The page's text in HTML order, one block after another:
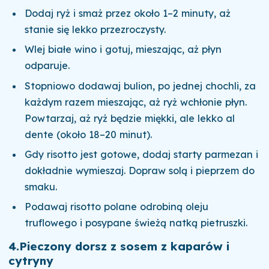
Dodaj ryż i smaż przez około 1–2 minuty, aż
stanie się lekko przezroczysty.
Wlej białe wino i gotuj, mieszając, aż płyn
odparuje.
Stopniowo dodawaj bulion, po jednej chochli, za
każdym razem mieszając, aż ryż wchłonie płyn.
Powtarzaj, aż ryż będzie miękki, ale lekko al
dente (około 18–20 minut).
Gdy risotto jest gotowe, dodaj starty parmezan i
dokładnie wymieszaj. Dopraw solą i pieprzem do
smaku.
Podawaj risotto polane odrobiną oleju
truflowego i posypane świeżą natką pietruszki.
4.Pieczony dorsz z sosem z kaparów i
cytryny